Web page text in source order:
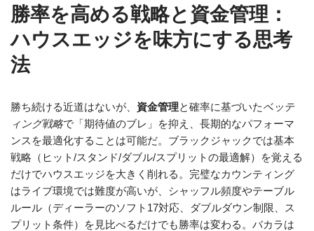
勝率を高める戦略と資金管理：
ハウスエッジを味方にする思考
法
勝ち続ける近道はないが、 資金管理と確率に基づいたベッテ
ィング戦略で「期待値のブレ」を抑え、長期的なパフォーマ
ンスを最適化することは可能だ。ブラックジャックでは基本
戦略（ヒット/スタンド/ダブル/スプリットの最適解）を覚える
だけでハウスエッジを大きく削れる。完璧なカウンティング
はライブ環境では難度が高いが、シャッフル頻度やテーブル
ルール（ディーラーのソフト17対応、ダブルダウン制限、ス
プリット条件）を見比べるだけでも勝率は変わる。バカラは